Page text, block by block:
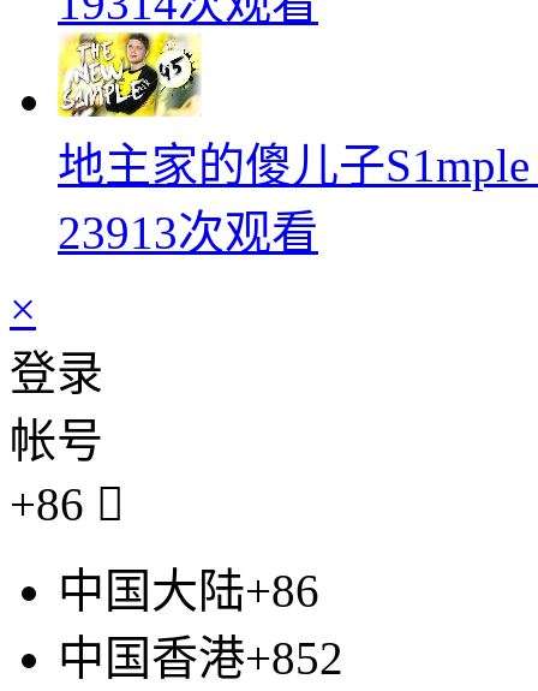
地主家的傻儿子
23913次观看
×
登录
帐号
+86 
中国大陆+86
中国香港+852